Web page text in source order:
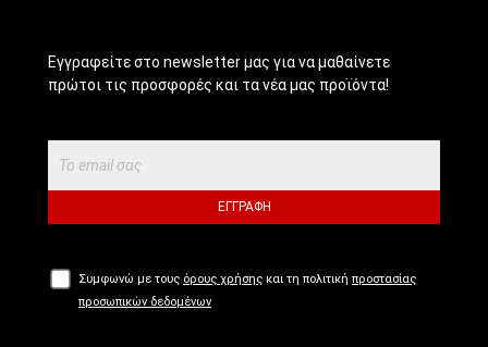
Εγγραφείτε στο newsletter μας για να μαθαίνετε
πρώτοι τις προσφορές και τα νέα μας προϊόντα!
ΕΓΓΡΑΦΉ
Συμφωνώ με τους όρους χρήσης και τη πολιτική προστασίας
προσωπικών δεδομένων